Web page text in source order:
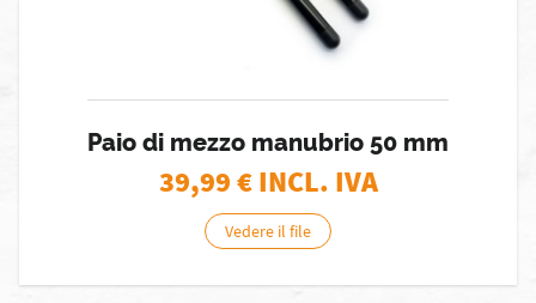
Paio di mezzo manubrio 50 mm
39,99€ INCL. IVA
Vedere il file